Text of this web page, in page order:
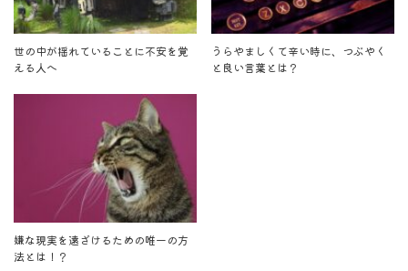
世の中が揺れていることに不安を覚
える人へ
うらやましくて辛い時に、つぶやく
と良い言葉とは？
嫌な現実を遠ざけるための唯一の方
法とは！？